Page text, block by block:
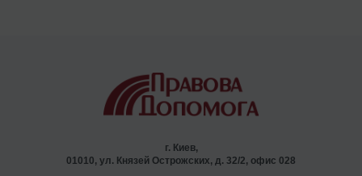
г. Киев,
01010, ул. Князей Острожских, д. 32/2, офис 028